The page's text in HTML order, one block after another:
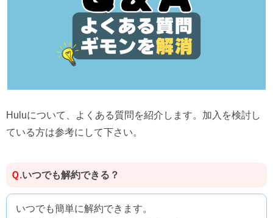
Huluについて、よくある質問を紹介します。加入を検討し
ている方は参考にして下さい。
Ｑ.いつでも解約できる？
いつでも簡単に解約できます。